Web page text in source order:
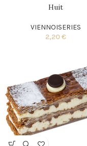
Huit
VIENNOISERIES
2,20€